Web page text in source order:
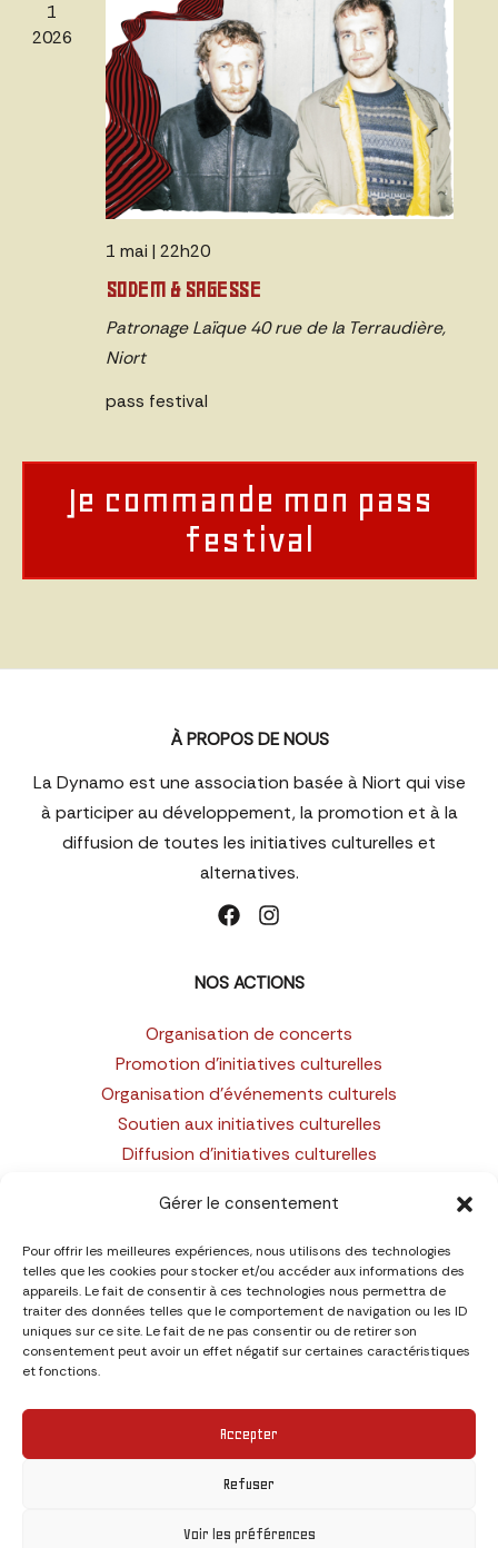
Gérer le consentement
Pour offrir les meilleures expériences, nous utilisons des technologies
telles que les cookies pour stocker et/ou accéder aux informations des
appareils. Le fait de consentir à ces technologies nous permettra de
traiter des données telles que le comportement de navigation ou les ID
uniques sur ce site. Le fait de ne pas consentir ou de retirer son
consentement peut avoir un effet négatif sur certaines caractéristiques
et fonctions.
Accepter
Refuser
Voir les préférences
1
2026
1 mai | 22h20
SODEM & SAGESSE
Patronage Laïque 40 rue de la Terraudière,
Niort
pass festival
Je commande mon pass
festival
À PROPOS DE NOUS
La Dynamo est une association basée à Niort qui vise
à participer au développement, la promotion et à la
diffusion de toutes les initiatives culturelles et
alternatives.
NOS ACTIONS
Organisation de concerts
Promotion d’initiatives culturelles
Organisation d’événements culturels
Soutien aux initiatives culturelles
Diffusion d’initiatives culturelles
Politique de confidentialité
Mentions légales
CONTACT
Association La Dynamo
21 rue Perrière 79000 Niort